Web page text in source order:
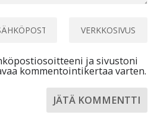
ja sivustoni
kommentointikertaa varten.